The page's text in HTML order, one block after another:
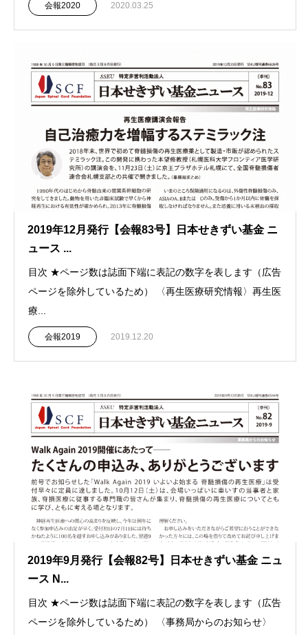
会報2020 2020.03.25
2019年12月発行【会報83号】日本せきずい基金 ニ
ュース ...
目次 ★ページ数は誌面下端に表記の数字を表します（広告
ページを除外しているため） 〈再生医療研究情報〉再生医
療...
会報2019 2019.12.20
2019年9月発行【会報82号】日本せきずい基金 ニュ
ース N...
目次 ★ページ数は誌面下端に表記の数字を表します（広告
ページを除外しているため） 〈事務局からのお知らせ〉